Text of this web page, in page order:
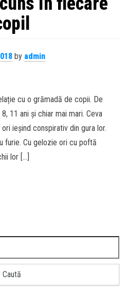
by admin
cu o grămadă de copii. De
11 ani și chiar mai mari. Ceva
ieșind conspirativ din gura lor.
furie. Cu gelozie ori cu poftă
lor […]